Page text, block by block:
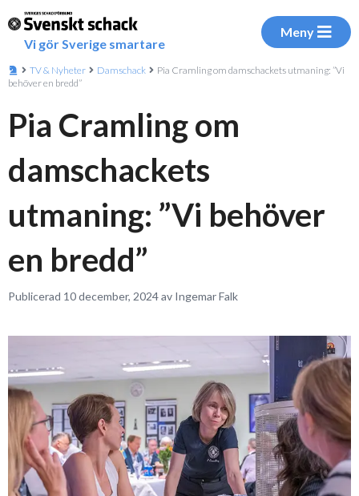
Vi gör Sverige smartare
Meny
TV & Nyheter Damschack
Pia Cramling om damschackets utmaning: ”Vi
behöver en bredd”
Pia Cramling om
damschackets
utmaning: ”Vi behöver
en bredd”
Publicerad 10 december, 2024 av Ingemar Falk